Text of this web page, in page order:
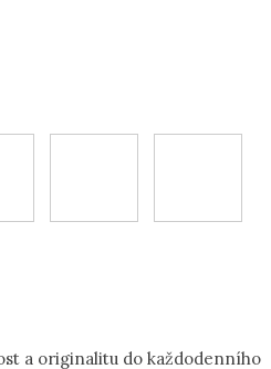
a originalitu do každodenního